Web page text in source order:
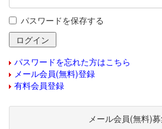
パスワードを保存する
パスワードを忘れた方はこちら
メール会員(無料)登録
有料会員登録
メール会員(無料)